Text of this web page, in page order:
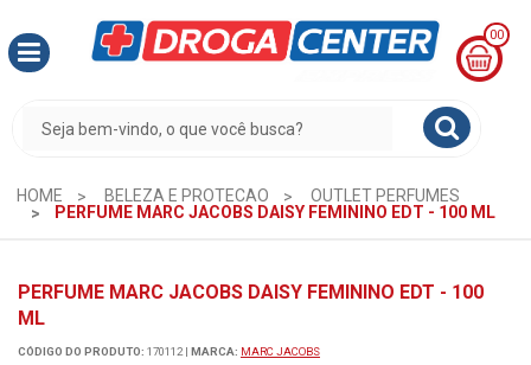
00
CESTA
R$
0,00
HOME BELEZA E PROTECAO
OUTLET PERFUMES
PERFUME MARC JACOBS DAISY FEMININO EDT - 100 ML
PERFUME MARC JACOBS DAISY FEMININO EDT - 100
ML
CÓDIGO DO PRODUTO: 170112 | MARCA: MARC JACOBS